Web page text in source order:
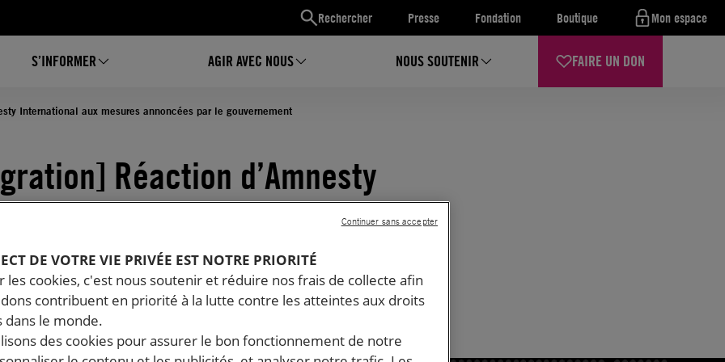
Rechercher Presse Fondation Boutique Mon espace
S’INFORMER AGIR AVEC NOUS NOUS SOUTENIR FAIRE UN DON
International aux mesures annoncées par le gouvernement
Réaction d’Amnesty
aux mesures annoncées
gouvernement
Temps de lecture estimé : 2 minutes
DE VOTRE VIE PRIVÉE EST NOTRE PRIORITÉ
les cookies, c'est nous soutenir et réduire nos frais de collecte afin
contribuent en priorité à la lutte contre les atteintes aux droits
dans le monde.
des cookies pour assurer le bon fonctionnement de notre
Continuer sans accepter